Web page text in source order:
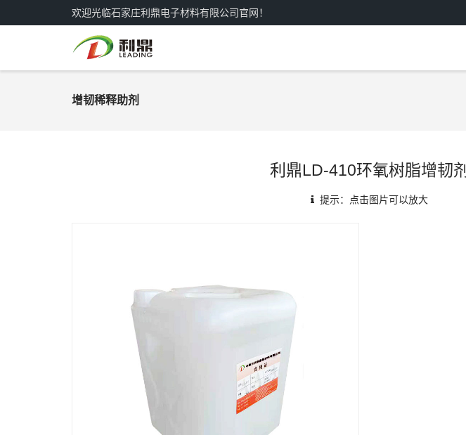
欢迎光临石家庄利鼎电子材料有限公司官网！
增韧稀释助剂
利鼎LD-410环氧树脂增韧剂
提示：点击图片可以放大